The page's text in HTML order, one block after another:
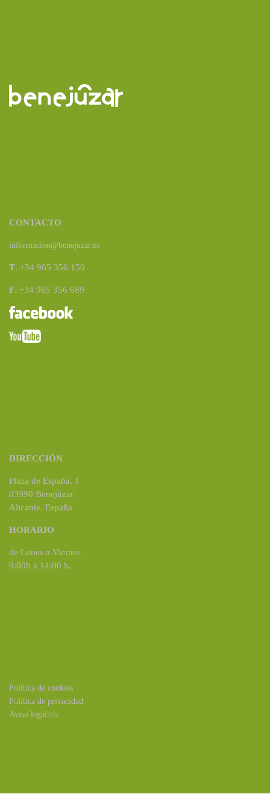
CONTACTO
informacion@benejuzar.es
T. +34 965 356 150
F. +34 965 356 689
DIRECCIÓN
Plaza de España, 1
03990 Benejúzar
Alicante. España
HORARIO
de Lunes a Viernes
9:00h a 14:00 h.
Política de cookies
Política de privacidad
Aviso legal</a